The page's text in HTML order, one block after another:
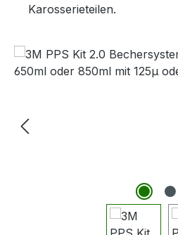
Karosserieteilen.
Bildergalerie überspringen